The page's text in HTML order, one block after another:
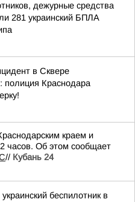
дежурные средства
281 украинский БПЛА
в Сквере
полиция Краснодара
краем и
часов. Об этом сообщает
// Кубань 24
беспилотник в